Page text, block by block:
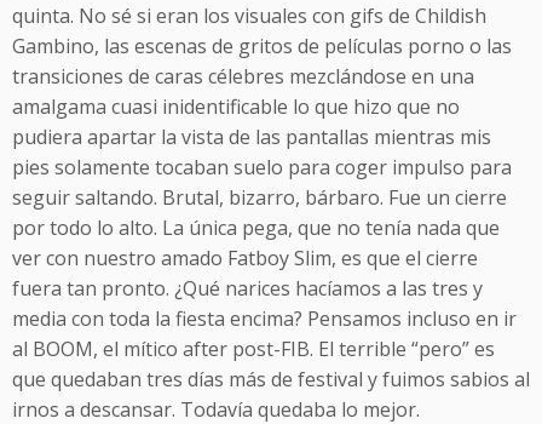
quinta. No sé si eran los visuales con gifs de Childish
Gambino, las escenas de gritos de películas porno o las
transiciones de caras célebres mezclándose en una
amalgama cuasi inidentificable lo que hizo que no
pudiera apartar la vista de las pantallas mientras mis
pies solamente tocaban suelo para coger impulso para
seguir saltando. Brutal, bizarro, bárbaro. Fue un cierre
por todo lo alto. La única pega, que no tenía nada que
ver con nuestro amado Fatboy Slim, es que el cierre
fuera tan pronto. ¿Qué narices hacíamos a las tres y
media con toda la fiesta encima? Pensamos incluso en ir
al BOOM, el mítico after post-FIB. El terrible “pero” es
que quedaban tres días más de festival y fuimos sabios al
irnos a descansar. Todavía quedaba lo mejor.